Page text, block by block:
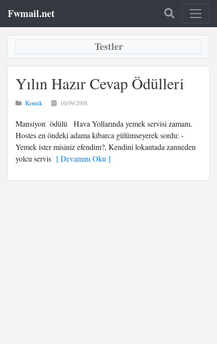
Fwmail.net
Testler
Yılın Hazır Cevap Ödülleri
Komik 16/09/2008
Mansiyon ödülü Hava Yollarında yemek servisi zamanı.
Hostes en öndeki adama kibarca gülümseyerek sordu: -
Yemek ister misiniz efendim?, Kendini lokantada zanneden
yolcu servis [ Devamını Oku ]